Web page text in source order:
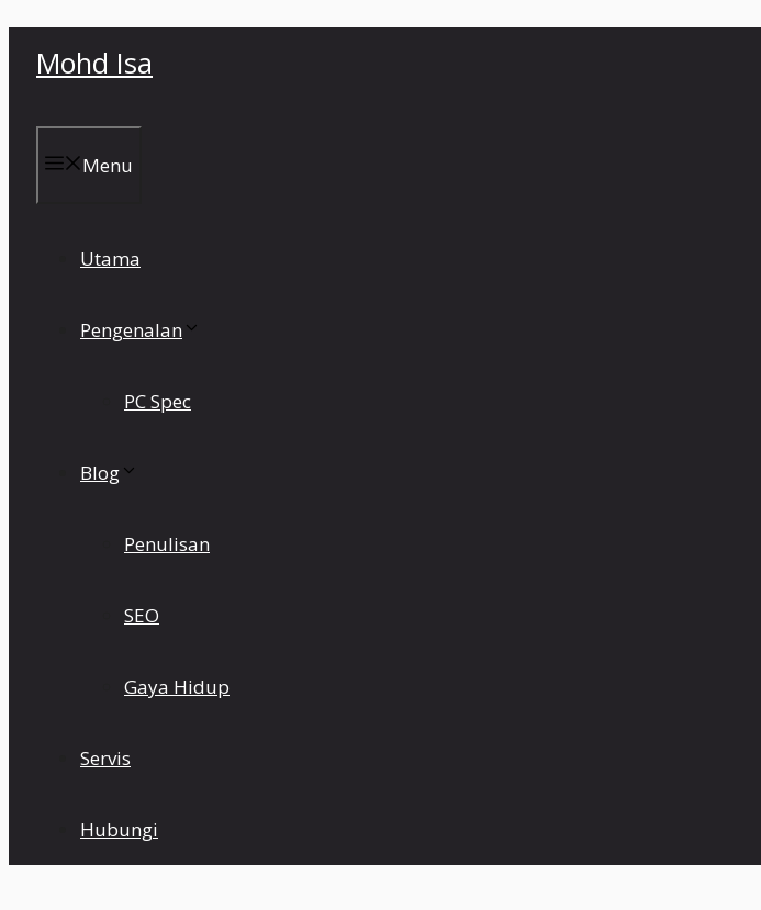
Mohd Isa
Menu
Utama
Pengenalan
PC Spec
Blog
Penulisan
SEO
Gaya Hidup
Servis
Hubungi